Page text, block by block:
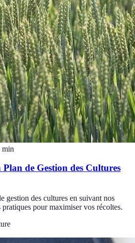
min
de Gestion des Cultures
gestion des cultures en suivant nos
pratiques pour maximiser vos récoltes.